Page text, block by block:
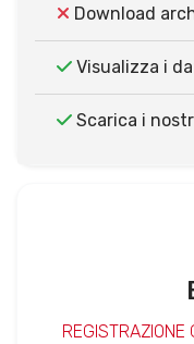
Download
Visualizza i
Scarica i
REGISTRAZIONE